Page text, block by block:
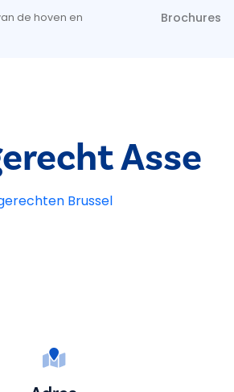
inhoud gaan
de hoven en
Brochures
Asse
Brussel